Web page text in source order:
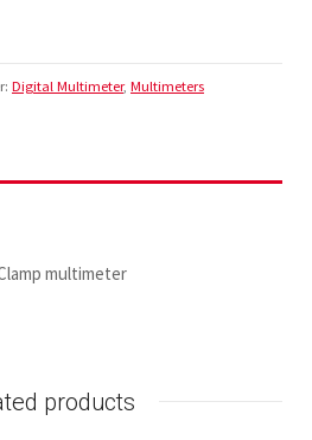
Digital Multimeter, Multimeters
multimeter
products